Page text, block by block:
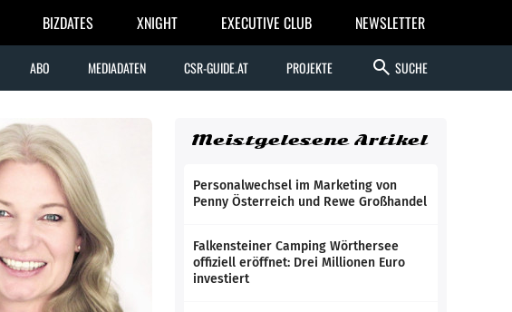
BIZDATES XNIGHT EXECUTIVE CLUB NEWSLETTER
ABO MEDIADATEN CSR-GUIDE.AT PROJEKTE search SUCHE
Meistgelesene Artikel
Personalwechsel im Marketing von
Penny Österreich und Rewe Großhandel
Falkensteiner Camping Wörthersee
offiziell eröffnet: Drei Millionen Euro
investiert